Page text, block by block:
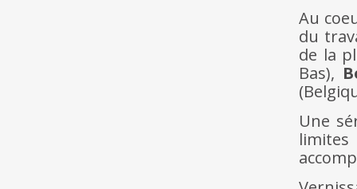
Au
du
de la
Bas),
Une